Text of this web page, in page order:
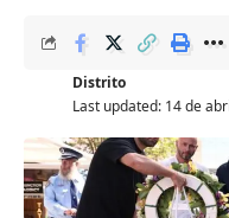
Last updated: 14 de
Distrito